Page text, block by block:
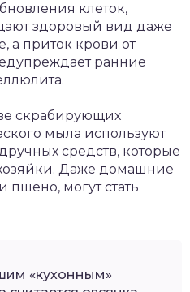
клеток,
здоровый вид даже
а приток крови от
ранние
скрабирующих
мыла используют
средств, которые
Даже домашние
пшено, могут стать
«кухонным»